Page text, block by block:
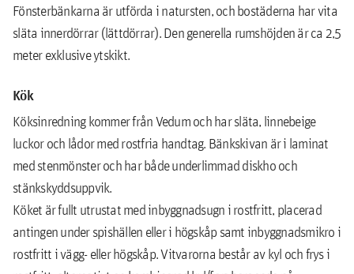
Fönsterbänkarna är utförda i natursten, och bostäderna har vita
släta innerdörrar (lättdörrar). Den generella rumshöjden är ca 2,5
meter exklusive ytskikt.
Kök
Köksinredning kommer från Vedum och har släta, linnebeige
luckor och lådor med rostfria handtag. Bänkskivan är i laminat
med stenmönster och har både underlimmad diskho och
stänkskyddsuppvik.
Köket är fullt utrustat med inbyggnadsugn i rostfritt, placerad
antingen under spishällen eller i högskåp samt inbyggnadsmikro i
rostfritt i vägg- eller högskåp. Vitvarorna består av kyl och frys i